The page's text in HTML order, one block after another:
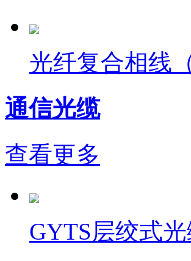
光纤复合相线
通信光缆
查看更多
GYTS层绞式